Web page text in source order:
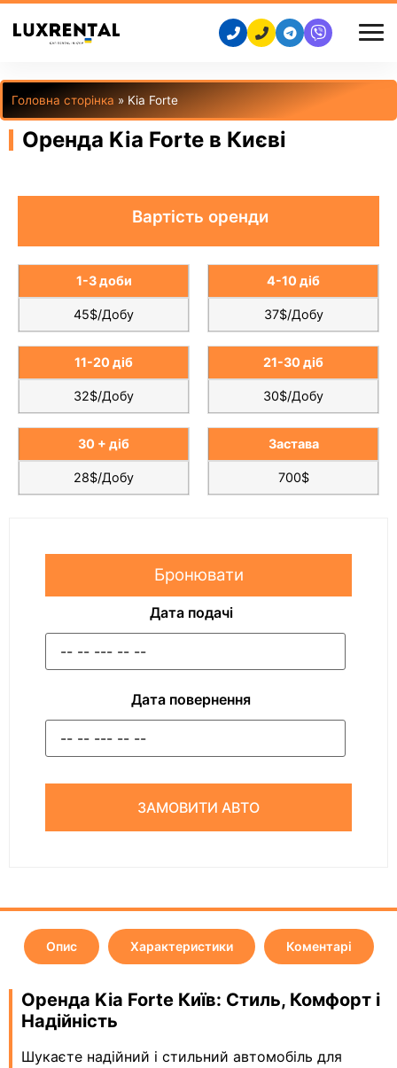
Головна сторінка » Kia Forte
Оренда Kia Forte в Києві
Вартість оренди
1-3 доби
45$/Добу
11-20 діб
32$/Добу
30 + діб
28$/Добу
4-10 діб
37$/Добу
21-30 діб
30$/Добу
Застава
700$
Бронювати
Дата подачі
Дата повернення
ЗАМОВИТИ АВТО
Опис Характеристики Коментарі
Оренда Kia Forte Київ: Стиль, Комфорт і
Надійність
Шукаєте надійний і стильний автомобіль для